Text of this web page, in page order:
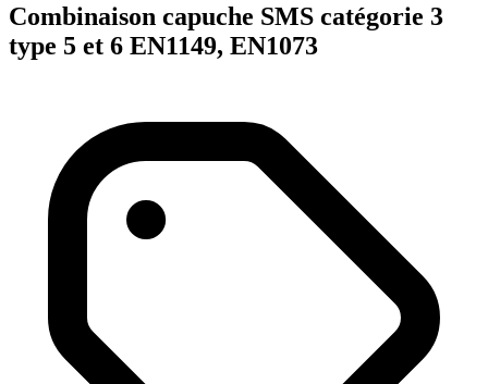
Combinaison capuche SMS catégorie 3
type 5 et 6 EN1149, EN1073